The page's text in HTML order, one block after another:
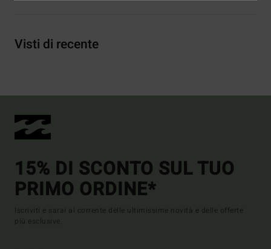
Visti di recente
15% DI SCONTO SUL TUO
PRIMO ORDINE*
Iscriviti e sarai al corrente delle ultimissime novità e delle offerte
più esclusive.